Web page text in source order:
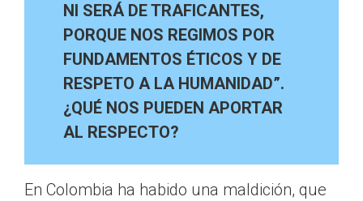
NI SERÁ DE TRAFICANTES,
PORQUE NOS REGIMOS POR
FUNDAMENTOS ÉTICOS Y DE
RESPETO A LA HUMANIDAD”.
¿QUÉ NOS PUEDEN APORTAR
AL RESPECTO?
En Colombia ha habido una maldición, que